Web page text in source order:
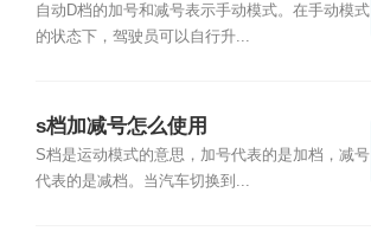
自动D档的加号和减号表示手动模式。在手动模式
的状态下，驾驶员可以自行升...
s档加减号怎么使用
S档是运动模式的意思，加号代表的是加档，减号
代表的是减档。当汽车切换到...